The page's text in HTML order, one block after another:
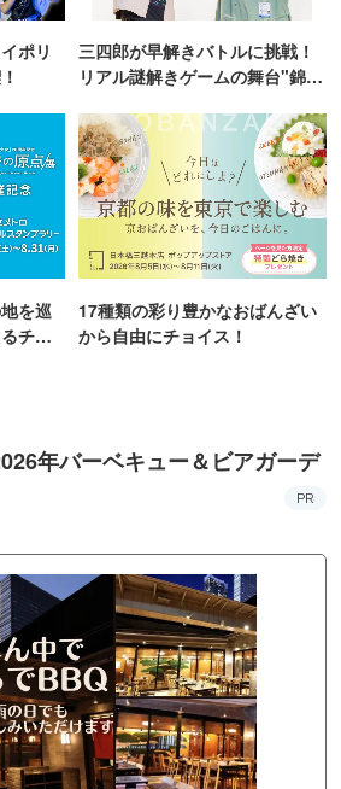
ポリ
三四郎が早解きバトルに挑戦！
リアル謎解きゲームの舞台"錦糸
を巡
チャ
17種類の彩り豊かなおばんざい
から自由にチョイス！
年バーベキュー＆ビアガーデ
PR